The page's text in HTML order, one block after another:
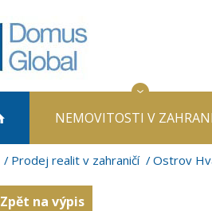
NEMOVITOSTI V
Prodej realit v zahraničí Ostrov
Zpět na výpis